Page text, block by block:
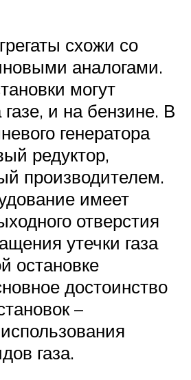
схожи со
аналогами.
могут
и на бензине. В
генератора
редуктор,
производителем.
имеет
отверстия
утечки газа
остановке
достоинство
–
газа.